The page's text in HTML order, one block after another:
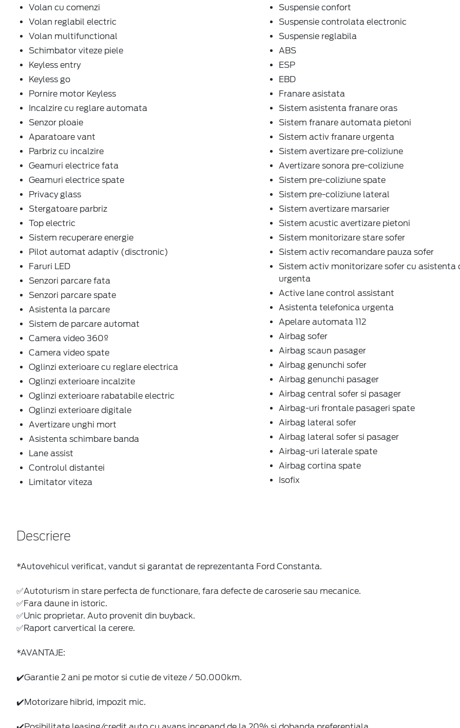
Volan cu comenzi
Volan reglabil electric
Volan multifunctional
Schimbator viteze piele
Keyless entry
Keyless go
Pornire motor Keyless
Incalzire cu reglare automata
Senzor ploaie
Aparatoare vant
Parbriz cu incalzire
Geamuri electrice fata
Geamuri electrice spate
Privacy glass
Stergatoare parbriz
Top electric
Sistem recuperare energie
Pilot automat adaptiv (disctronic)
Faruri LED
Senzori parcare fata
Senzori parcare spate
Asistenta la parcare
Sistem de parcare automat
Camera video 360º
Camera video spate
Oglinzi exterioare cu reglare electrica
Oglinzi exterioare incalzite
Oglinzi exterioare rabatabile electric
Oglinzi exterioare digitale
Avertizare unghi mort
Asistenta schimbare banda
Lane assist
Controlul distantei
Limitator viteza
Suspensie confort
Suspensie controlata electronic
Suspensie reglabila
ABS
ESP
EBD
Franare asistata
Sistem asistenta franare oras
Sistem franare automata pietoni
Sistem activ franare urgenta
Sistem avertizare pre-coliziune
Avertizare sonora pre-coliziune
Sistem pre-coliziune spate
Sistem pre-coliziune lateral
Sistem avertizare marsarier
Sistem acustic avertizare pietoni
Sistem monitorizare stare sofer
Sistem activ recomandare pauza sofer
Sistem activ monitorizare sofer cu asistenta
urgenta
Active lane control assistant
Asistenta telefonica urgenta
Apelare automata 112
Airbag sofer
Airbag scaun pasager
Airbag genunchi sofer
Airbag genunchi pasager
Airbag central sofer si pasager
Airbag-uri frontale pasageri spate
Airbag lateral sofer
Airbag lateral sofer si pasager
Airbag-uri laterale spate
Airbag cortina spate
Isofix
Descriere
*Autovehicul verificat, vandut si garantat de reprezentanta Ford Constanta.
✅Autoturism in stare perfecta de functionare, fara defecte de caroserie sau mecanice.
✅Fara daune in istoric.
✅Unic proprietar. Auto provenit din buyback.
✅Raport carvertical la cerere.
*AVANTAJE:
✔️Garantie 2 ani pe motor si cutie de viteze / 50.000km.
✔️Motorizare hibrid, impozit mic.